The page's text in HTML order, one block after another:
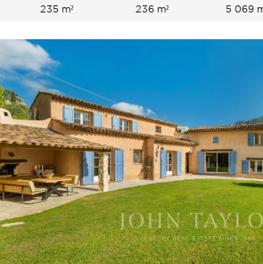
235 m² 236 m² 5 069